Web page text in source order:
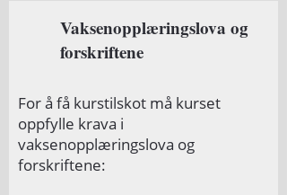
Vaksenopplæringslova og
forskriftene
For å få kurstilskot må kurset
oppfylle krava i
vaksenopplæringslova og
forskriftene: